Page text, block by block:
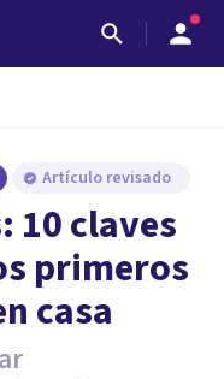
Artículo revisado
10 claves
primeros
casa